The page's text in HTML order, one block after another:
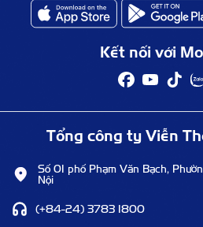
Kết nối với
Tổng công ty Viễn
Số 01 phố Phạm Văn Bạch,
Nội
(+84-24) 3783 1800